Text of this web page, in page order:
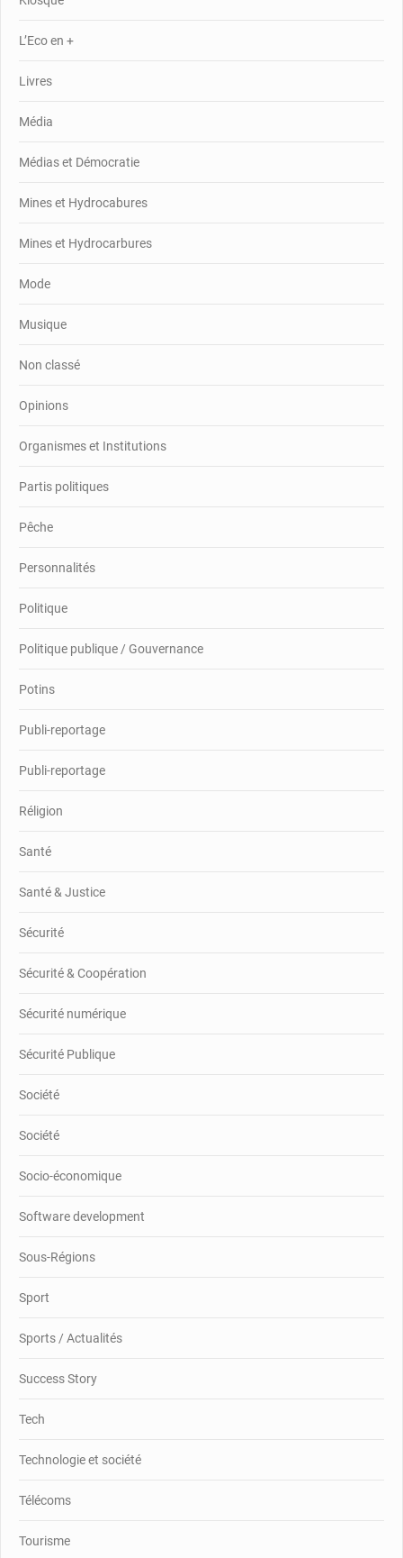
L’Eco en +
Livres
Média
Médias et Démocratie
Mines et Hydrocabures
Mines et Hydrocarbures
Mode
Musique
Non classé
Opinions
Organismes et Institutions
Partis politiques
Pêche
Personnalités
Politique
Politique publique / Gouvernance
Potins
Publi-reportage
Publi-reportage
Réligion
Santé
Santé & Justice
Sécurité
Sécurité & Coopération
Sécurité numérique
Sécurité Publique
Société
Société
Socio-économique
Software development
Sous-Régions
Sport
Sports / Actualités
Success Story
Tech
Technologie et société
Télécoms
Tourisme